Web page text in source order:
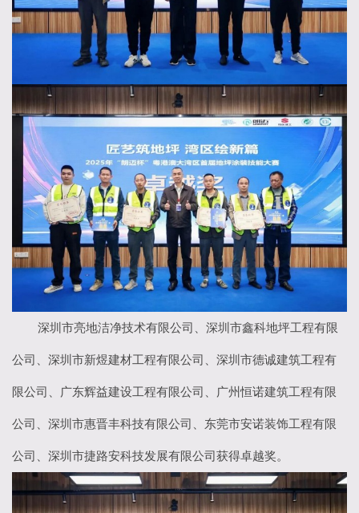
深圳市亮地洁净技术有限公司、深圳市鑫科地坪工程有限
公司、深圳市新煜建材工程有限公司、深圳市德诚建筑工程有
限公司、广东辉益建设工程有限公司、广州恒诺建筑工程有限
公司、深圳市惠晋丰科技有限公司、东莞市安诺装饰工程有限
公司、深圳市捷路安科技发展有限公司获得卓越奖。